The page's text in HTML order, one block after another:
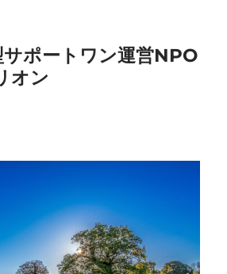
ポートワン運営NPO
オン